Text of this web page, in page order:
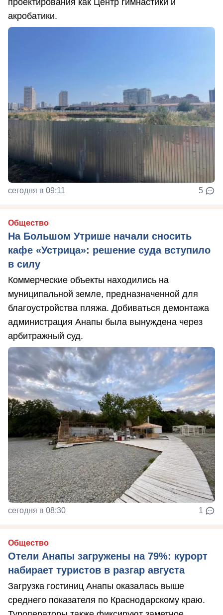
проектирования как Центр гимнастики и
акробатики.
сегодня в 09:11 5
Общество
На Большом Утрише начали сносить
кафе «Устрица»: решение суда вступило
в силу
Коммерческие объекты находились на
муниципальной земле, предназначенной для
благоустройства пляжа. Добиваться демонтажа
администрация Анапы была вынуждена через
арбитражный суд.
сегодня в 08:30 1
Общество
Отели Анапы загружены на 79%: курорт
набирает туристов в разгар августа
Загрузка гостиниц Анапы оказалась выше
среднего показателя по Краснодарскому краю.